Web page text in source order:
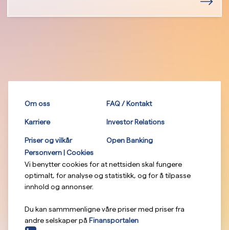
Om oss FAQ / Kontakt
Karriere Investor Relations
Priser og vilkår
Open Banking
Personvern | Cookies
Vi benytter cookies for at nettsiden skal fungere
optimalt, for analyse og statistikk, og for å tilpasse
innhold og annonser.
Du kan sammmenligne våre priser med priser fra
andre selskaper på Finansportalen